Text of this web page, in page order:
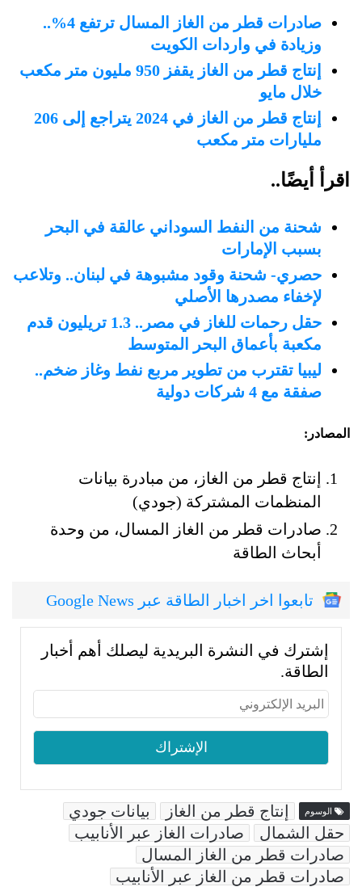
صادرات قطر من الغاز المسال ترتفع 4%..
وزيادة في واردات الكويت
إنتاج قطر من الغاز يقفز 950 مليون متر مكعب
خلال مايو
إنتاج قطر من الغاز في 2024 يتراجع إلى 206
مليارات متر مكعب
اقرأ أيضًا..
شحنة من النفط السوداني عالقة في البحر
بسبب الإمارات
حصري- شحنة وقود مشبوهة في لبنان.. وتلاعب
لإخفاء مصدرها الأصلي
حقل رحمات للغاز في مصر.. 1.3 تريليون قدم
مكعبة بأعماق البحر المتوسط
ليبيا تقترب من تطوير مربع نفط وغاز ضخم..
صفقة مع 4 شركات دولية
المصادر:
إنتاج قطر من الغاز، من مبادرة بيانات
المنظمات المشتركة (جودي)
صادرات قطر من الغاز المسال، من وحدة
أبحاث الطاقة
تابعوا اخر اخبار الطاقة عبر Google News
إشترك في النشرة البريدية ليصلك أهم أخبار
الطاقة.
الوسوم إنتاج قطر من الغاز
بيانات جودي
حقل الشمال
صادرات الغاز عبر الأنابيب
صادرات قطر من الغاز المسال
صادرات قطر من الغاز عبر الأنابيب